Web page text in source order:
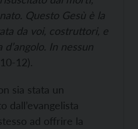
Questo Gesù è la
da voi, costruttori, e
In nessun
12).
sia stata un
dall’evangelista
ad offrire la